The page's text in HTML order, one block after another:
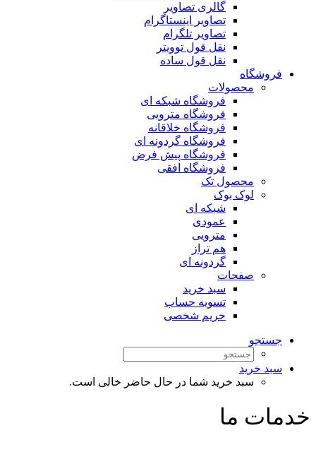
گالری تصاویر
تصاویر اینستاگرام
تصاویر تلگرام
نقل قول توویتر
نقل قول ساده
فروشگاه
محصولات
فروشگاه شبکه ای
فروشگاه مترویی
فروشگاه خلاقانه
فروشگاه گردونه ای
فروشگاه پیش فرض
فروشگاه افقی
محصول تک
لوک بوک
شبکه ای
عمودی
مترویی
هم تراز
گردونه ای
صفحات
سبد خرید
تسویه حساب
حریم شخصی
جستجو
سبد خرید
سبد خرید شما در حال حاضر خالی است.
خدمات ما